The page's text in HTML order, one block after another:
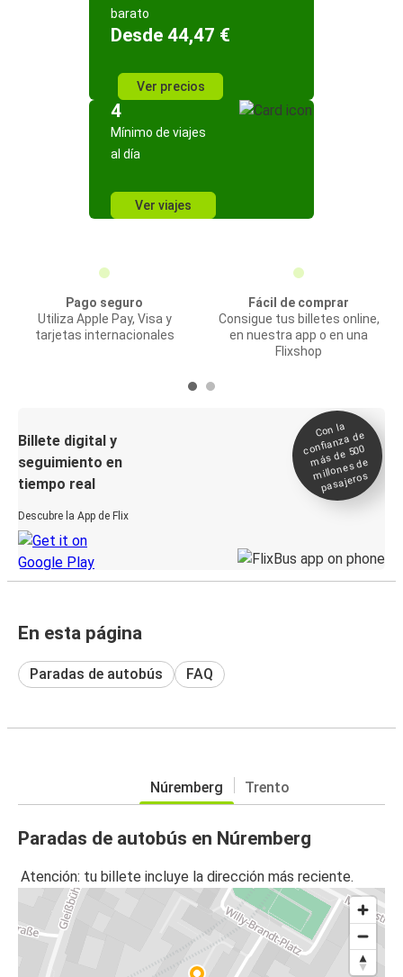
barato
Desde 44,47 €
Ver precios
4
Mínimo de viajes
al día
Ver viajes
Pago seguro
Utiliza Apple Pay, Visa y
tarjetas internacionales
Fácil de comprar
Consigue tus billetes online,
en nuestra app o en una
Flixshop
Billete digital y
seguimiento en
tiempo real
Descubre la App de Flix
Con la
confianza de
más de 500
millones de
pasajeros
En esta página
Paradas de autobús FAQ
Núremberg Trento
Paradas de autobús en Núremberg
Atención: tu billete incluye la dirección más reciente.